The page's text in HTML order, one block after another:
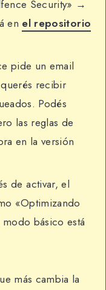
Security» →
en el repositorio
pide un email
recibir
Podés
las reglas de
en la versión
de activar, el
«Optimizando
básico está
más cambia la